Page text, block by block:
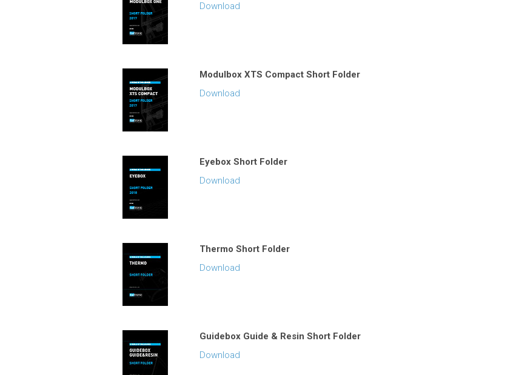
Download
Modulbox XTS Compact Short Folder
Download
Eyebox Short Folder
Download
Thermo Short Folder
Download
Guidebox Guide & Resin Short Folder
Download